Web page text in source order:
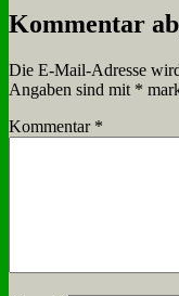
Kommentar
Die E-Mail-Adresse
Angaben sind mit *
Kommentar *